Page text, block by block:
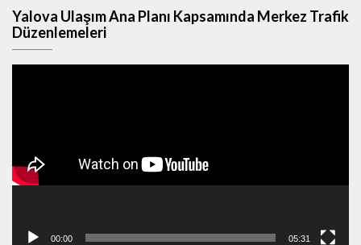
Yalova Ulaşım Ana Planı Kapsamında Merkez Trafik
Düzenlemeleri
00:00 05:31